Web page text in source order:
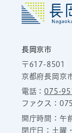
長岡京市
〒617-8501
京都府長岡京
電話：075-
ファクス：
開庁時間：
閉庁日：土曜